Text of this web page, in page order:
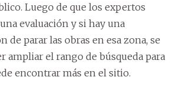
Luego de que los expertos
evaluación y si hay una
de parar las obras en esa zona, se
ampliar el rango de búsqueda para
encontrar más en el sitio.